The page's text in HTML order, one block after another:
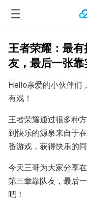
王者荣耀：最
友，最后一张靠
Hello亲爱的小伙伴们
有戏！
王者荣耀通过很多种
到快乐的源泉来自于
番游戏，获得快乐的
今天三哥为大家分享
第三章靠队友，最后
吧！